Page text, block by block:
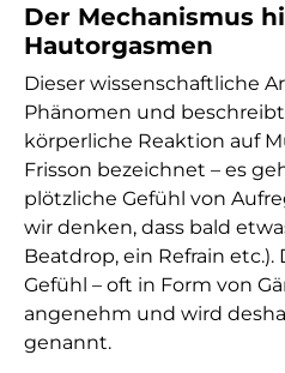
Der Mechanismus
Hautorgasmen
Dieser wissenschaftliche
Phänomen und beschreibt
körperliche Reaktion auf
Frisson bezeichnet – es
plötzliche Gefühl von
wir denken, dass bald
Beatdrop, ein Refrain etc.).
Gefühl – oft in Form von
angenehm und wird
genannt.